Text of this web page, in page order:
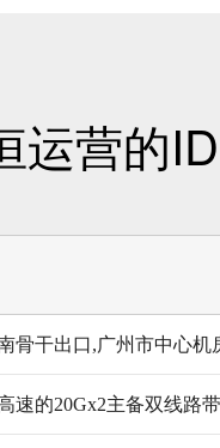
运营的
骨干出口,广州市中心机
速的20Gx2主备双线路